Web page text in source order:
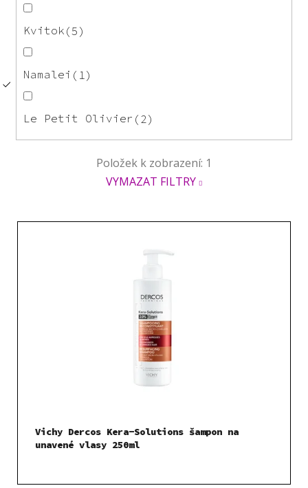
Kvitok 5
Namalei 1
Le Petit Olivier 2
VYMAZAT FILTRY
Položek k zobrazení: 1
Vichy Dercos Kera-Solutions šampon na
unavené vlasy 250ml